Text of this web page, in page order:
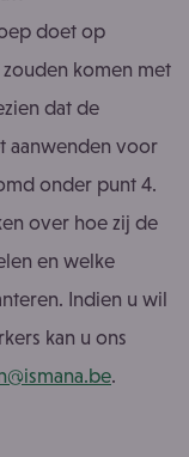
doet op
komen met
dat de
aanwenden voor
onder punt 4.
over hoe zij de
en welke
Indien u wil
kan u ons
.